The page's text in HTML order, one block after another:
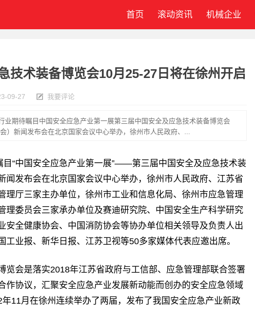
首页 滚动资讯 机械企业
技术装备博览会10月25-27日将在徐州开启
09-27 我要评论
业期待瞩目中国安全应急产业第一展第三届中国安全及应急技术装备博览会
会）新闻发布会在北京国家会议中心举办，徐州市人民政府、...
目“中国安全应急产业第一展”——第三届中国安全及应急技术装
闻发布会在北京国家会议中心举办，徐州市人民政府、江苏省
理厅三家主办单位，徐州市工业和信息化局、徐州市应急管理
理委员会三家承办单位及赛迪研究院、中国安全生产科学研究
安全健康协会、中国消防协会等协办单位相关领导及负责人出
工业报、新华日报、江苏卫视等50多家媒体代表应邀出席。
览会是落实2018年江苏省政府与工信部、应急管理部联合签署
作协议，汇聚安全应急产业发展新动能而创办的安全应急领域
11月在徐州连续举办了两届，发布了我国安全应急产业新政